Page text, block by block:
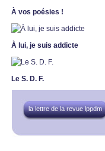
À vos poésies !
À lui, je suis addicte
Le S. D. F.
la lettre de la revue lppdm